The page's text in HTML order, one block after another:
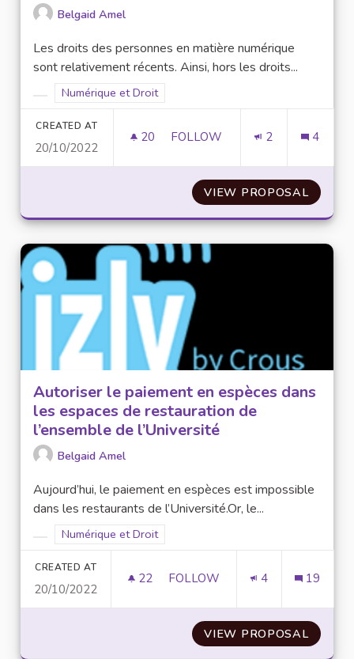
Belgaid Amel
Les droits des personnes en matière numérique
sont relativement récents. Ainsi, hors les droits...
Filter results for category:
Filter results for scope: Numérique et Droit
Numérique et Droit
CREATED AT
20/10/2022
20 20 FOLLOWERS
FOLLOW 2 4
VIEW PROPOSAL
Autoriser le paiement en espèces dans
les espaces de restauration de
l’ensemble de l’Université
Belgaid Amel
Aujourd’hui, le paiement en espèces est impossible
dans les restaurants de l’Université.Or, le...
Filter results for category:
Filter results for scope: Numérique et Droit
Numérique et Droit
CREATED AT
20/10/2022
22 22 FOLLOWERS
FOLLOW 4 19
VIEW PROPOSAL